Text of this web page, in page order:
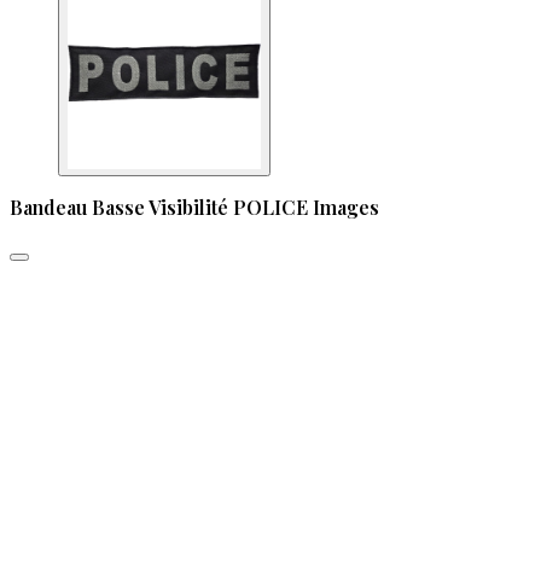
Bandeau Basse Visibilité POLICE Images